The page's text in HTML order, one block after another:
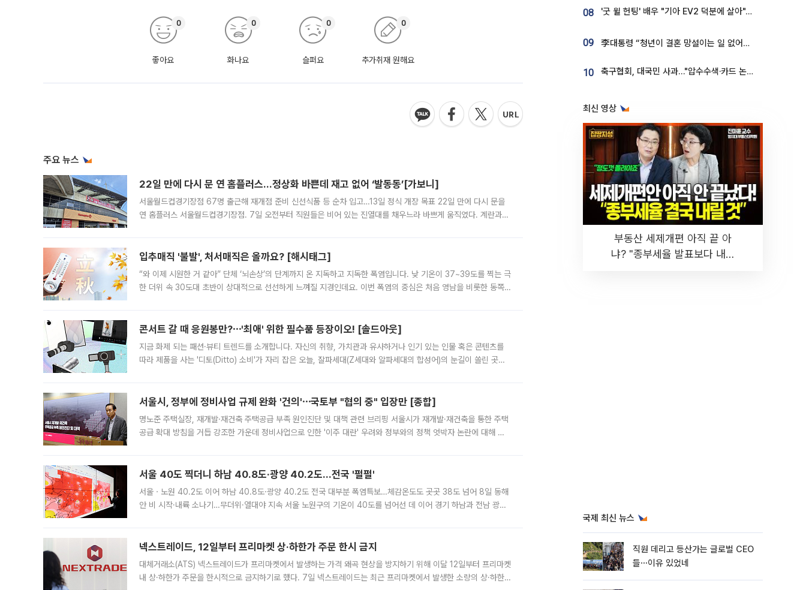
좋아요
0
화나요
0
슬퍼요
0
추가취재 원해요
0
주요 뉴스
22일 만에 다시 문 연 홈플러스…정상화 바쁜데 재고 없어 ‘발동동’[가보니]
서울월드컵경기장점 67명 출근해 재개점 준비 신선식품 등 순차 입고…13일 정식 개장 목표 22일 만에 다시 문을
연 홈플러스 서울월드컵경기장점. 7일 오전부터 직원들은 비어 있는 진열대를 채우느라 바쁘게 움직였다. 계란과
입추매직 '불발', 처서매직은 올까요? [해시태그]
“와 이제 시원한 거 같아” 단체 ‘뇌손상’의 단계까지 온 지독하고 지독한 폭염입니다. 낮 기온이 37~39도를 찍는 극
한 더위 속 30도대 초반이 상대적으로 선선하게 느껴질 지경인데요. 이번 폭염의 중심은 처음 영남을 비롯한 동쪽
콘서트 갈 때 응원봉만?⋯'최애' 위한 필수품 등장이오! [솔드아웃]
지금 화제 되는 패션·뷰티 트렌드를 소개합니다. 자신의 취향, 가치관과 유사하거나 인기 있는 인물 혹은 콘텐츠를
따라 제품을 사는 '디토(Ditto) 소비'가 자리 잡은 오늘, 잘파세대(Z세대와 알파세대의 합성어)의 눈길이 쏠린 곳은
서울시, 정부에 정비사업 규제 완화 '건의'⋯국토부 "협의 중" 입장만 [종합]
명노준 주택실장, 재개발·재건축 주택공급 부족 원인진단 및 대책 관련 브리핑 서울시가 재개발·재건축을 통한 주택
공급 확대 방침을 거듭 강조한 가운데 정비사업으로 인한 '이주 대란' 우려와 정부와의 정책 엇박자 논란에 대해 정
서울 40도 찍더니 하남 40.8도·광양 40.2도…전국 '펄펄'
서울ㆍ노원 40.2도 이어 하남 40.8도·광양 40.2도 전국 대부분 폭염특보…체감온도도 곳곳 38도 넘어 8일 동해
안 비 시작·내륙 소나기…무더위·열대야 지속 서울 노원구의 기온이 40도를 넘어선 데 이어 경기 하남과 전남 광양
넥스트레이드, 12일부터 프리마켓 상·하한가 주문 한시 금지
대체거래소(ATS) 넥스트레이드가 프리마켓에서 발생하는 가격 왜곡 현상을 방지하기 위해 이달 12일부터 프리마켓
내 상·하한가 주문을 한시적으로 금지하기로 했다. 7일 넥스트레이드는 최근 프리마켓에서 발생한 소량의 상·하한
08 '굿 윌 헌팅' 배우 "기아 EV2 덕분에 살아"…교통사고 후 안전성 극찬
09 李대통령 “청년이 결혼 망설이는 일 없어야...제도상 불이익 조사”
10 축구협회, 대국민 사과…"압수수색·카드 논란 사죄, 강도 높은 쇄신"
최신 영상
부동산 세제개편 아직 끝 아
냐? "종부세율 발표보다 내릴
국제 최신 뉴스
직원 데리고 등산가는 글로벌 CEO
들⋯이유 있었네